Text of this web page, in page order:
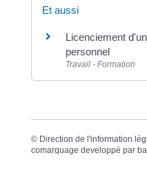
Et aussi
Licenciement
personnel
Travail - Formation
© Direction de l'information
comarquage developpé par